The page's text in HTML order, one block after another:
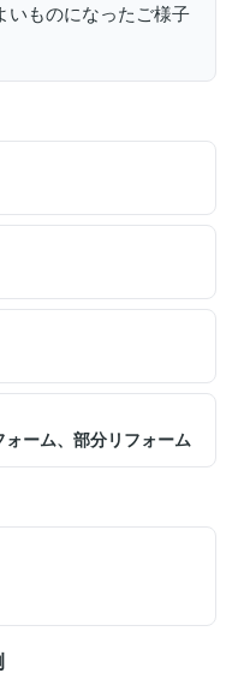
いものになったご様子
ォーム、部分リフォーム